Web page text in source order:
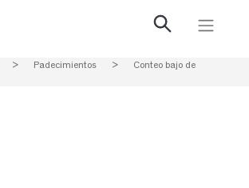
> Padecimientos >
Conteo bajo de